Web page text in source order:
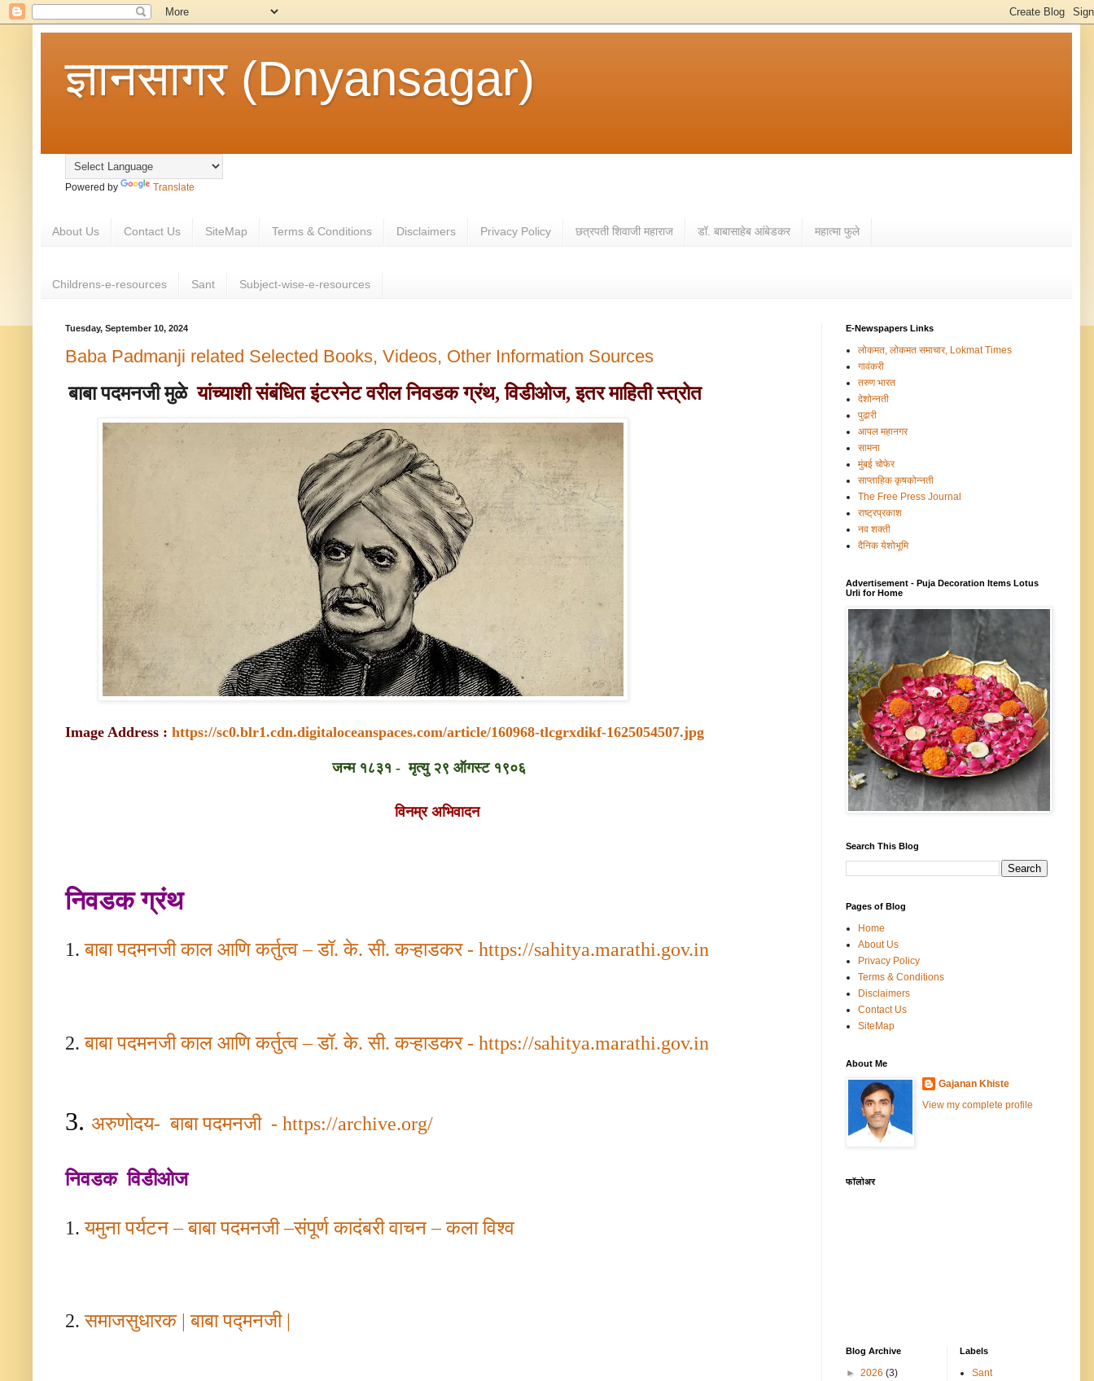
ज्ञानसागर (Dnyansagar)
Powered by Translate
About Us Contact Us SiteMap Terms & Conditions Disclaimers Privacy Policy छत्रपती शिवाजी महाराज डॉ. बाबासाहेब आंबेडकर महात्मा फुले
Childrens-e-resources Sant Subject-wise-e-resources
Tuesday, September 10, 2024
Baba Padmanji related Selected Books, Videos, Other Information Sources
बाबा पदमनजी मुळेयांच्याशी संबंधित इंटरनेट वरील निवडक ग्रंथ,विडीओज, इतर माहिती स्त्रोत
Image Address : https://sc0.blr1.cdn.digitaloceanspaces.com/article/160968-tlcgrxdikf-1625054507.jpg
जन्म १८३१ -मृत्यु २९ ऑगस्ट १९०६
विनम्र अभिवादन
निवडक ग्रंथ
1.बाबा पदमनजी काल आणि कर्तुत्व–डॉ.के.सी.कऱ्हाडकर- https://sahitya.marathi.gov.in
2.बाबा पदमनजी काल आणि कर्तुत्व–डॉ.के.सी.कऱ्हाडकर- https://sahitya.marathi.gov.in
3. अरुणोदय-बाबा पदमनजी- https://archive.org/
निवडक विडीओज
1.यमुना पर्यटन–बाबा पदमनजी–संपूर्ण कादंबरी वाचन–कला विश्व
2.समाजसुधारक |बाबा पद्मनजी
E-Newspapers Links
लोकमत, लोकमत समाचार, Lokmat Times
गावंकरी
तरुण भारत
देशोन्नती
पुढारी
आपल महानगर
सामना
मुंबई चोफेर
साप्ताहिक कृषकोन्नती
The Free Press Journal
राष्ट्रप्रकाश
नव शक्ती
दैनिक येशोभूमि
Advertisement - Puja Decoration Items Lotus
Urli for Home
Search This Blog
Pages of Blog
Home
About Us
Privacy Policy
Terms & Conditions
Disclaimers
Contact Us
SiteMap
About Me
Gajanan Khiste
View my complete profile
फॉलोअर
Blog Archive
► 2026 (3)
Labels
Sant